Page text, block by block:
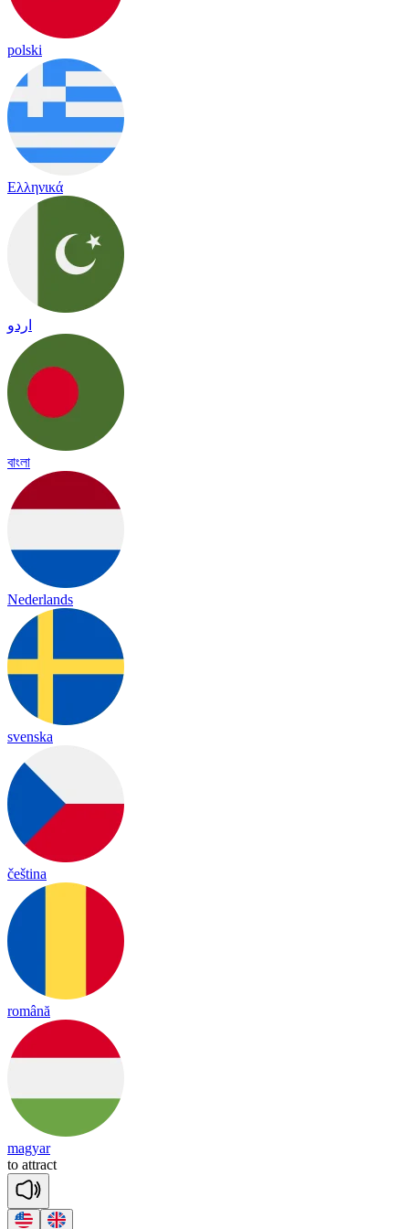
polski
Ελληνικά
اردو
বাংলা
Nederlands
svenska
čeština
română
magyar
to attract